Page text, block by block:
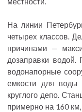
На линии
четырех классов.
причинами —
дозаправки водой.
водонапорные
емкости для воды
круглого депо.
примерно на 160